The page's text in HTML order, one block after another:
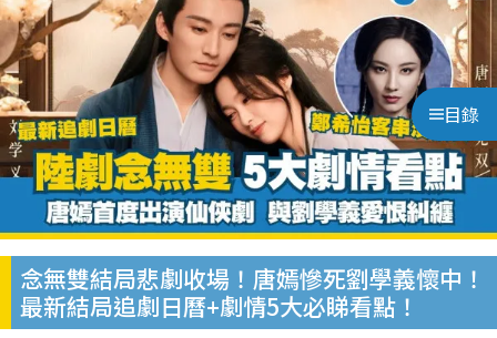
目錄
念無雙結局悲劇收場！唐嫣慘死劉學義懷中！
最新結局追劇日曆+劇情5大必睇看點！